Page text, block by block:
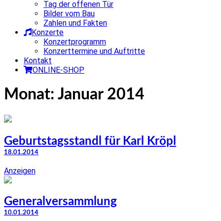
Tag der offenen Tür
Bilder vom Bau
Zahlen und Fakten
Konzerte
Konzertprogramm
Konzerttermine und Auftritte
Kontakt
ONLINE-SHOP
Monat: Januar 2014
Geburtstagsstandl für Karl Kröpl
18.01.2014
Anzeigen
Generalversammlung
10.01.2014